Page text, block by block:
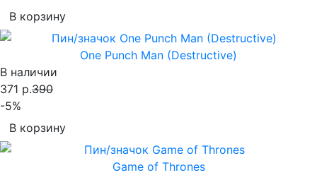
В корзину
One Punch Man (Destructive)
В наличии
371 р.390
-5%
В корзину
Game of Thrones